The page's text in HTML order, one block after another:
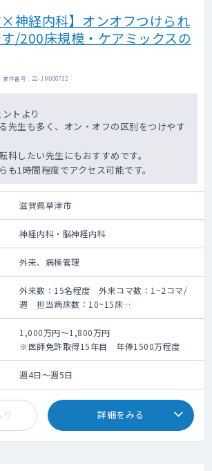
×神経内科】オンオフつけられ
/200床規模・ケアミックスの
件番号 : 22-JM000732
トより
先生も多く、オン・オフの区別をつけやす
科したい先生にもおすすめです。
も1時間程度でアクセス可能です。
滋賀県草津市
神経内科・脳神経内科
外来、病棟管理
外来数：15名程度 外来コマ数：1~2コマ/
週 担当病床数：10~15床
救急搬入数：約1,000台/年
・病棟は周辺の急性期病院からのオペ後患者
のフォローがメインです。（慢性期の脳梗塞
患者）
・脳血管障害、神経変性疾患、神経免疫疾
患、てんかん、認知症、手足のしびれ等
・頭痛、めまいなどの初期症状診断もしてお
ります。
・一般内科診察も一部含まれております。
・入院患者さんは内科全体の対応をお願いい
1,000万円～1,800万円
※医師免許取得15年目 年俸1500万程度
週4日～週5日
詳細をみる